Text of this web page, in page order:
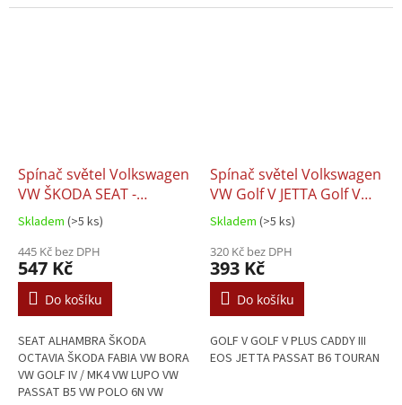
Spínač světel Volkswagen
VW ŠKODA SEAT -
1C0941531A
Skladem (>5 ks)
445 Kč bez DPH
547 Kč
Do košíku
SEAT ALHAMBRA ŠKODA
OCTAVIA ŠKODA FABIA VW BORA
VW GOLF IV / MK4 VW LUPO VW
PASSAT B5 VW POLO 6N VW
Spínač světel Volkswagen
VW Golf V JETTA Golf V
PLUS Passat B6 Touran
Eos Caddy - 1K0941431N
Skladem (>5 ks)
320 Kč bez DPH
393 Kč
Do košíku
GOLF V GOLF V PLUS CADDY III
EOS JETTA PASSAT B6 TOURAN